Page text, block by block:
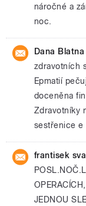
náročné a
noc.
Dana Blatna
zdravotních
Epmatií
doceněna
Zdravotníky
sestřenice e
frantisek
JEDNOU